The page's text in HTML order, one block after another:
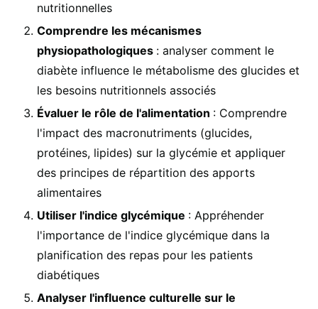
nutritionnelles
Comprendre les mécanismes
physiopathologiques : analyser comment le
diabète influence le métabolisme des glucides et
les besoins nutritionnels associés
Évaluer le rôle de l'alimentation : Comprendre
l'impact des macronutriments (glucides,
protéines, lipides) sur la glycémie et appliquer
des principes de répartition des apports
alimentaires
Utiliser l'indice glycémique : Appréhender
l'importance de l'indice glycémique dans la
planification des repas pour les patients
diabétiques
Analyser l'influence culturelle sur le